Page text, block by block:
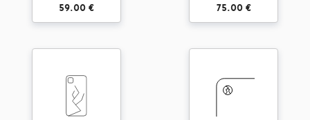
59.00 € 75.00 €